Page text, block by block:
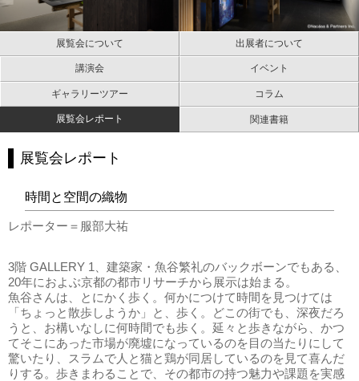
展覧会について 出展者について
講演会 イベント
ギャラリーツアー コラム
展覧会レポート 関連書籍
展覧会レポート
時間と空間の織物
レポーター＝服部大祐
3階 GALLERY 1、建築家・魚谷繁礼のバックボーンでもある、
20年におよぶ京都の都市リサーチから展示は始まる。
魚谷さんは、とにかく歩く。何かにつけて時間を見つけては
「ちょっと散歩しようか」と、歩く。どこの街でも、深夜だろ
うと、お構いなしに何時間でも歩く。延々と歩きながら、かつ
てそこにあった市場が廃墟になっているのを目の当たりにして
驚いたり、スラムで人と猫と鶏が同居しているのを見て喜んだ
りする。歩きまわることで、その都市の持つ魅力や課題を実感